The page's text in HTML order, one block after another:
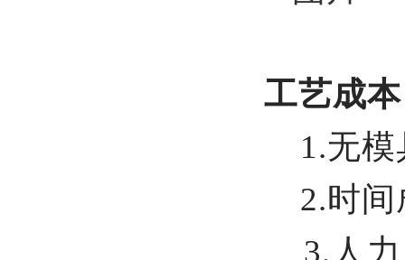
工艺成本
1.无模
2.时间
3.人力